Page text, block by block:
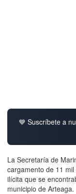
💙 Suscríbete a
La Secretaría de
cargamento de 11
ilícita que se
municipio de Arteaga.